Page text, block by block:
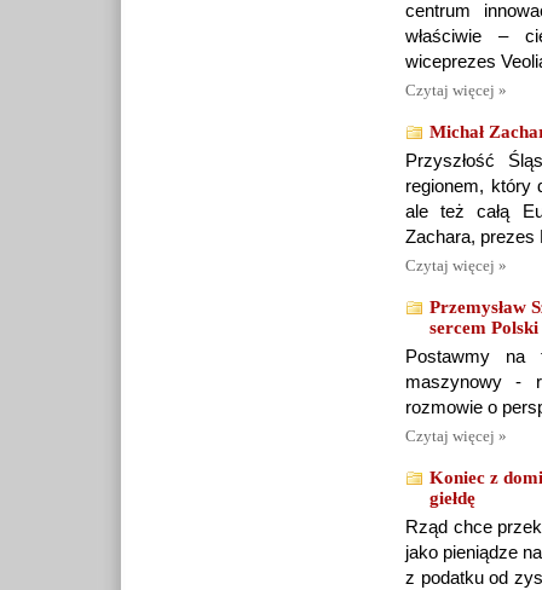
centrum
właściwie –
wiceprezes
Czytaj więcej »
Michał
Przyszłość
regionem, który
ale też całą
Zachara, prezes
Czytaj więcej »
Przemysław
sercem Polski
Postawmy na
maszynowy -
rozmowie o
Czytaj więcej »
Koniec z
giełdę
Rząd chce
jako pieniądze
z podatku od